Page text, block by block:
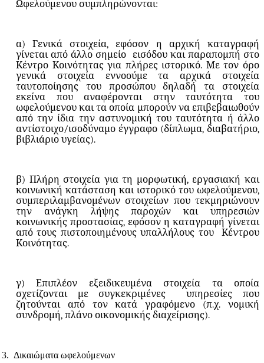
Ωφελούμενου συμπληρώνονται:
α) Γενικά στοιχεία, εφόσον η αρχική καταγραφή
γίνεται από άλλο σημείο
εισόδου και παραπομπή στο
Κέντρο Κοινότητας για πλήρες ιστορικό. Με τον όρο
γενικά στοιχεία εννοούμε τα αρχικά στοιχεία
ταυτοποίησης του προσώπου δηλαδή τα στοιχεία
εκείνα που αναφέρονται στην ταυτότητα του
ωφελούμενου και τα οποία μπορούν να επιβεβαιωθούν
από την ίδια την αστυνομική του ταυτότητα ή άλλο
αντίστοιχο/ισοδύναμο έγγραφο (δίπλωμα, διαβατήριο,
βιβλιάριο υγείας).
β) Πλήρη στοιχεία για τη μορφωτική, εργασιακή και
κοινωνική κατάσταση και ιστορικό του ωφελούμενου,
συμπεριλαμβανομένων στοιχείων που τεκμηριώνουν
την ανάγκη λήψης παροχών και υπηρεσιών
κοινωνικής προστασίας, εφόσον η καταγραφή γίνεται
από τους πιστοποιημένους υπαλλήλους του
Κέντρου
Κοινότητας.
γ) Επιπλέον εξειδικευμένα στοιχεία τα οποία
σχετίζονται με συγκεκριμένες
υπηρεσίες που
ζητούνται από τον κατά γραφόμενο (π.χ. νομική
συνδρομή, πλάνο οικονομικής διαχείρισης).
3. Δικαιώματα ωφελούμενων